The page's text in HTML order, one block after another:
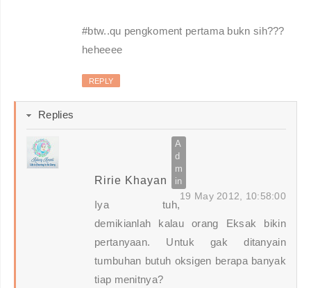
#btw..qu pengkoment pertama bukn sih???
heheeee
REPLY
Replies
Ririe Khayan
19 May 2012, 10:58:00
Iya tuh,
demikianlah kalau orang Eksak bikin
pertanyaan. Untuk gak ditanyain
tumbuhan butuh oksigen berapa banyak
tiap menitnya?